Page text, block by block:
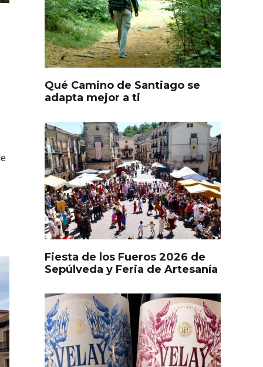
Qué Camino de Santiago se
adapta mejor a ti
Fiesta de los Fueros 2026 de
Sepúlveda y Feria de Artesanía
Fiesta de Primavera 2026 en
la Ruta del Vino de Cigales